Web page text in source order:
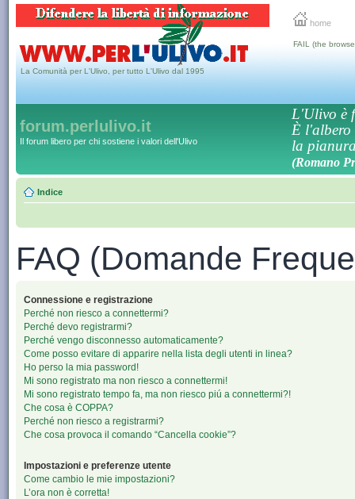
home
La Comunità per L'Ulivo, per tutto L'Ulivo dal 1995
FAIL (the
forum.perlulivo.it
Il forum libero per chi sostiene i valori dell'Ulivo
L'Ulivo è
È l'albero
la
(Romano
Indice
FAQ (Domande
Connessione e registrazione
Perché non riesco a connettermi?
Perché devo registrarmi?
Perché vengo disconnesso automaticamente?
Come posso evitare di apparire nella lista degli utenti in linea?
Ho perso la mia password!
Mi sono registrato ma non riesco a connettermi!
Mi sono registrato tempo fa, ma non riesco piú a connettermi?!
Che cosa è COPPA?
Perché non riesco a registrarmi?
Che cosa provoca il comando “Cancella cookie”?
Impostazioni e preferenze utente
Come cambio le mie impostazioni?
L’ora non è corretta!